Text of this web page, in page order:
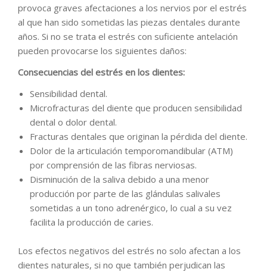
provoca graves afectaciones a los nervios por el estrés
al que han sido sometidas las piezas dentales durante
años. Si no se trata el estrés con suficiente antelación
pueden provocarse los siguientes daños:
Consecuencias del estrés en los dientes:
Sensibilidad dental.
Microfracturas del diente que producen sensibilidad
dental o dolor dental.
Fracturas dentales que originan la pérdida del diente.
Dolor de la articulación temporomandibular (ATM)
por comprensión de las fibras nerviosas.
Disminución de la saliva debido a una menor
producción por parte de las glándulas salivales
sometidas a un tono adrenérgico, lo cual a su vez
facilita la producción de caries.
Los efectos negativos del estrés no solo afectan a los
dientes naturales, si no que también perjudican las